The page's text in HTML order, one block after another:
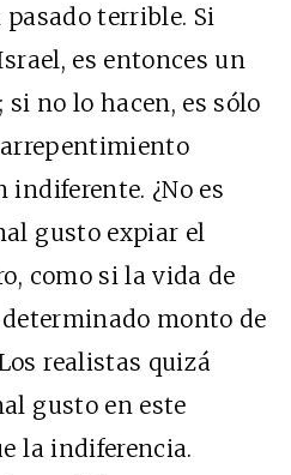
terrible. Si
es entonces un
no lo hacen, es sólo
indiferente. ¿No es
gusto expiar el
como si la vida de
monto de
realistas quizá
gusto en este
la indiferencia.